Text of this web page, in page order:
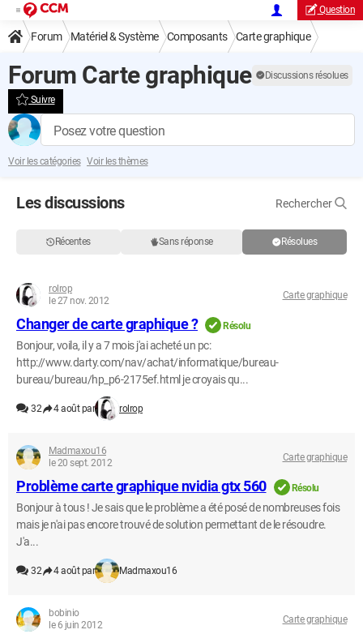
Question
Forum Matériel & Système Composants Carte graphique
Forum Carte graphique Discussions résolues
Suivre
Posez votre question
Voir les catégories Voir les thèmes
Les discussions Rechercher
Récentes Sans réponse Résolues
rolrop
le 27 nov. 2012
Carte graphique
Changer de carte graphique ? Résolu
Bonjour, voila, il y a 7 mois j'ai acheté un pc:
http://www.darty.com/nav/achat/informatique/bureau-
bureau/bureau/hp_p6-2175ef.html je croyais qu...
32 4 août par rolrop
Madmaxou16
le 20 sept. 2012
Carte graphique
Problème carte graphique nvidia gtx 560 Résolu
Bonjour à tous ! Je sais que le problème a été posé de nombreuses fois
mais je n'ai pas encore trouvé de solution permettant de le résoudre.
J'a...
32 4 août par Madmaxou16
bobinio
le 6 juin 2012
Carte graphique